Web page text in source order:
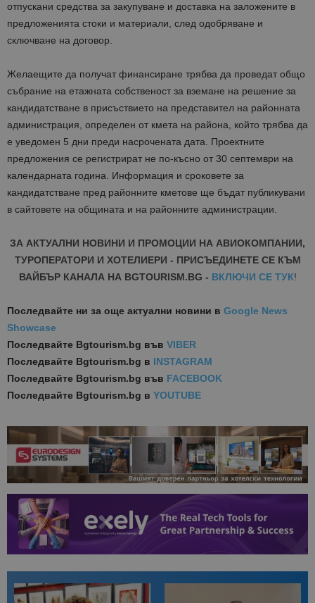
отпускани средства за закупуване и доставка на заложените в
предложенията стоки и материали, след одобряване и
сключване на договор.
Желаещите да получат финансиране трябва да проведат общо
събрание на етажната собственост за вземане на решение за
кандидатстване в присъствието на представител на районната
администрация, определен от кмета на района, който трябва да
е уведомен 5 дни преди насрочената дата. Проектните
предложения се регистрират не по-късно от 30 септември на
календарната година. Информация и сроковете за
кандидатстване пред районните кметове ще бъдат публикувани
в сайтовете на общината и на районните администрации.
ЗА АКТУАЛНИ НОВИНИ И ПРОМОЦИИ НА АВИОКОМПАНИИ,
ТУРОПЕРАТОРИ И ХОТЕЛИЕРИ - ПРИСЪЕДИНЕТЕ СЕ КЪМ
ВАЙБЪР КАНАЛА НА BGTOURISM.BG - ВКЛЮЧИ СЕ ТУК!
Последвайте ни за още актуални новини в Google News
Showcase
Последвайте Bgtourism.bg във VIBER
Последвайте Bgtourism.bg в INSTAGRAM
Последвайте Bgtourism.bg във FACEBOOK
Последвайте Bgtourism.bg в YOUTUBE